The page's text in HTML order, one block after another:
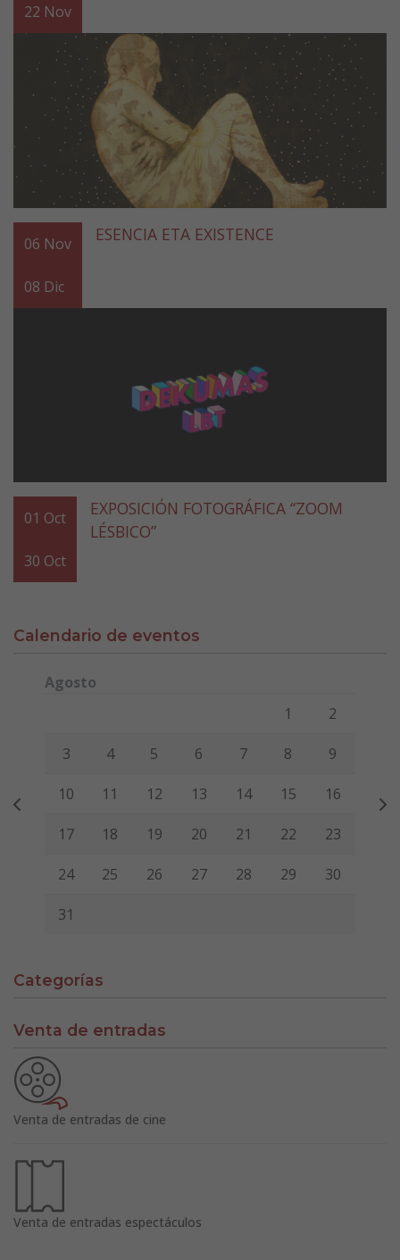
22 Nov
06 Nov
08 Dic
ESENCIA ETA EXISTENCE
01 Oct
30 Oct
EXPOSICIÓN FOTOGRÁFICA “ZOOM
LÉSBICO”
Calendario de eventos
Agosto
Viernes Sábado
1 2
3 4 5 6 7 8 9
10 11 12 13 14 15 16
17 18 19 20 21 22 23
24 25 26 27 28 29 30
31
Categorías
Venta de entradas
Venta de entradas de cine
Venta de entradas espectáculos